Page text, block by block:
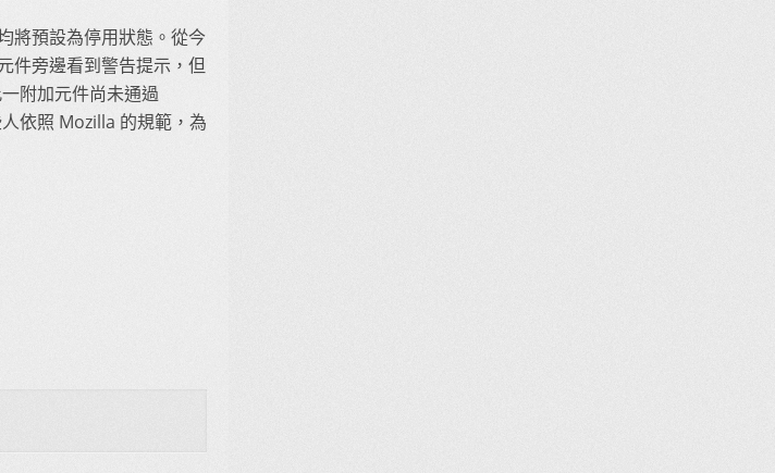
將預設為停用狀態。從今
件旁邊看到警告提示，但
附加元件尚未通過
依照 Mozilla 的規範，為